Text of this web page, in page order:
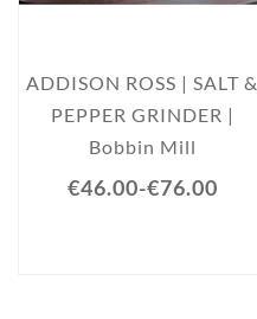
ADDISON ROSS | SALT &
PEPPER GRINDER |
Bobbin Mill
€46.00-€76.00